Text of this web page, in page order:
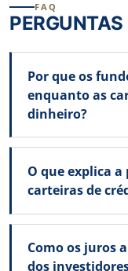
FAQ
Por que os
enquanto as
dinheiro?
O que explica a
carteiras de
Como os juros
dos